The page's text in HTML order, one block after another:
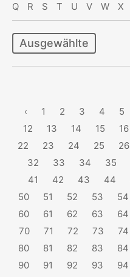
Q
R S T U V W X
Ausgewählte
‹ 1 2 3 4 5
12
13 14 15 16
22
23 24 25 26
32
33 34 35
41
42 43 44
50
51 52 53 54
60
61 62 63 64
70
71 72 73 74
80
81 82 83 84
90
91 92 93 94